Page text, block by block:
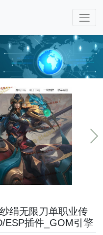
绢无限刀单职业传
ESP插件_GOM引擎